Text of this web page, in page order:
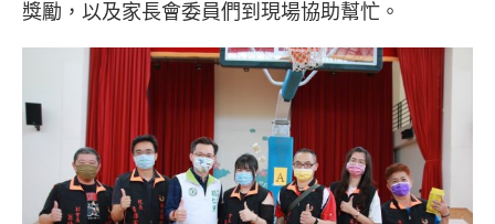
獎勵，以及家長會委員們到現場協助幫忙。